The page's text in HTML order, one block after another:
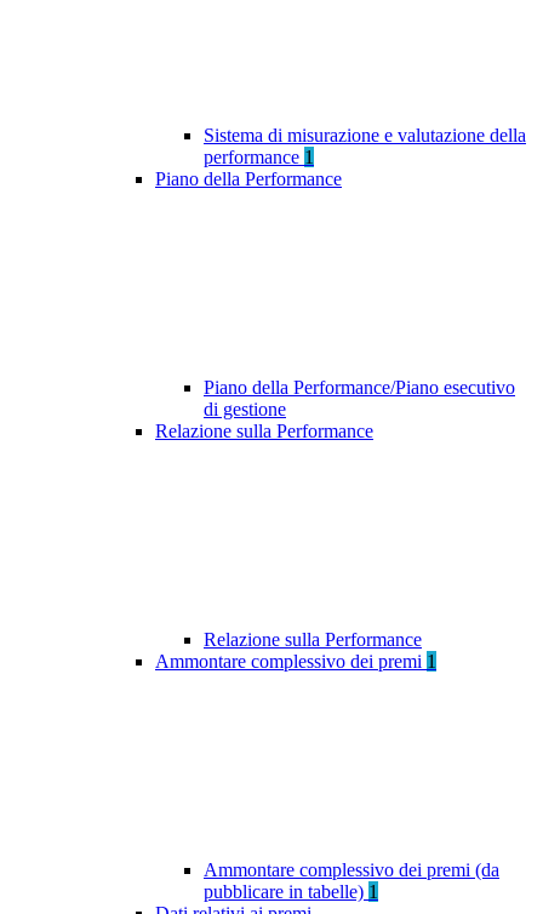
Sistema di misurazione e valutazione della
performance 1
Piano della Performance
Piano della Performance/Piano esecutivo
di gestione
Relazione sulla Performance
Relazione sulla Performance
Ammontare complessivo dei premi 1
Ammontare complessivo dei premi (da
pubblicare in tabelle) 1